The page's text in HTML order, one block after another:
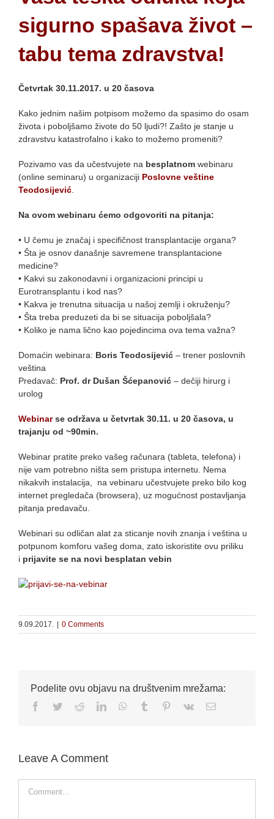
sigurno spašava život –
tabu tema zdravstva!
Četvrtak 30.11.2017. u 20 časova
Kako jednim našim potpisom možemo da spasimo do osam
života i poboljšamo živote do 50 ljudi?! Zašto je stanje u
zdravstvu katastrofalno i kako to možemo promeniti?
Pozivamo vas da učestvujete na besplatnom webinaru
(online seminaru) u organizaciji Poslovne veštine
Teodosijević.
Na ovom webinaru ćemo odgovoriti na pitanja:
• U čemu je značaj i specifičnost transplantacije organa?
• Šta je osnov današnje savremene transplantacione
medicine?
• Kakvi su zakonodavni i organizacioni principi u
Eurotransplantu i kod nas?
• Kakva je trenutna situacija u našoj zemlji i okruženju?
• ​​​​​​​Šta treba preduzeti da bi se situacija poboljšala?
• Koliko je nama lično kao pojedincima ova tema važna?
Domaćin webinara: Boris Teodosijević – trener poslovnih
veština
Predavač: Prof. dr Dušan Šćepanović – dečiji hirurg i
urolog
Webinarse održava u četvrtak 30.11. u 20 časova, u
trajanju od ~90min.
Webinar pratite preko vašeg računara (tableta, telefona) i
nije vam potrebno ništa sem pristupa internetu. Nema
nikakvih instalacija, na vebinaru učestvujete preko bilo kog
internet pregledača (browsera), uz mogućnost postavljanja
pitanja predavaču.
Webinari su odličan alat za sticanje novih znanja i veština u
potpunom komforu vašeg doma, zato iskoristite ovu priliku
i prijavite se na novi besplatan vebin
9.09.2017. 0 Comments
Podelite ovu objavu na društvenim mrežama:
Facebook
TwitterRedditLinkedInWhatsApp
Tumblr Pinterest
Vk Email
Leave A Comment